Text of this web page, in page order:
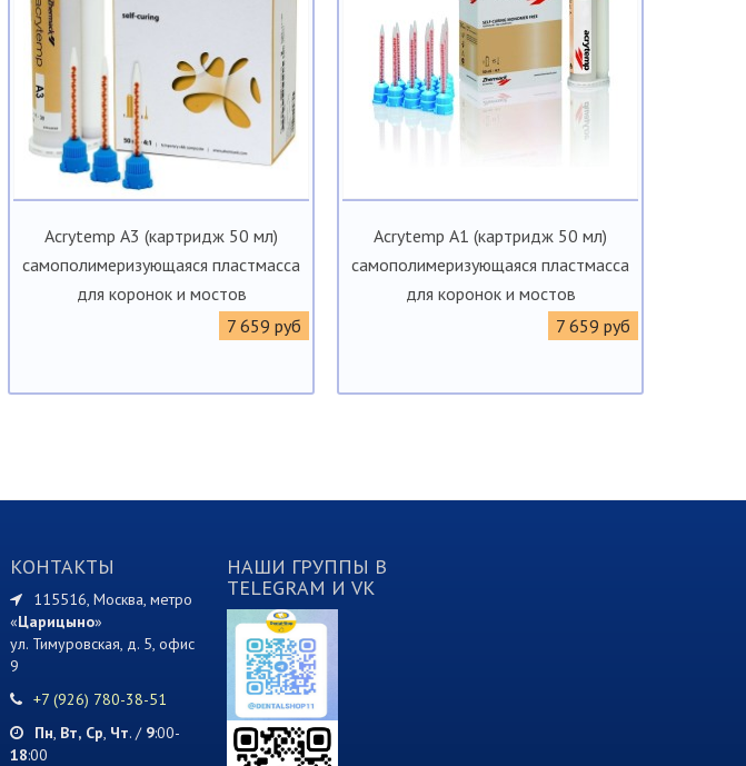
Acrytemp А3 (картридж 50 мл)
самополимеризующаяся пластмасса
для коронок и мостов
7 659 руб
Acrytemp А1 (картридж 50 мл)
самополимеризующаяся пластмасса
для коронок и мостов
7 659 руб
КОНТАКТЫ
115516, Москва, метро
«Царицыно»
ул. Тимуровская, д. 5, офис
9
+7 (926) 780-38-51
Пн, Вт, Ср, Чт. / 9:00-
18:00
НАШИ ГРУППЫ В
TELEGRAM И VK